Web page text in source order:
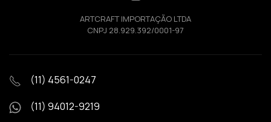
ARTCRAFT IMPORTAÇÃO LTDA
CNPJ 28.929.392/0001-97
(11) 4561-0247
(11) 94012-9219